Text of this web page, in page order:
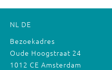
NL DE
Bezoekadres
Oude Hoogstraat 24
1012 CE Amsterdam